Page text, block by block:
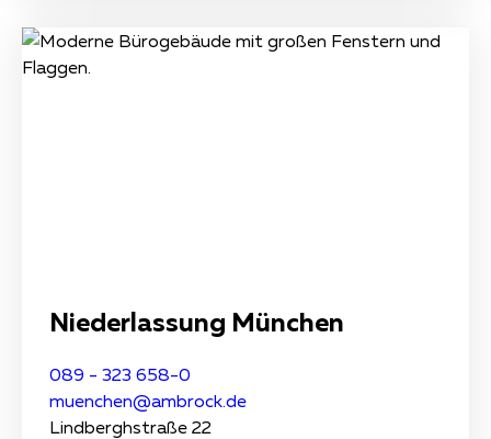
Niederlassung München
089 - 323 658-0
muenchen@ambrock.de
Lindberghstraße 22